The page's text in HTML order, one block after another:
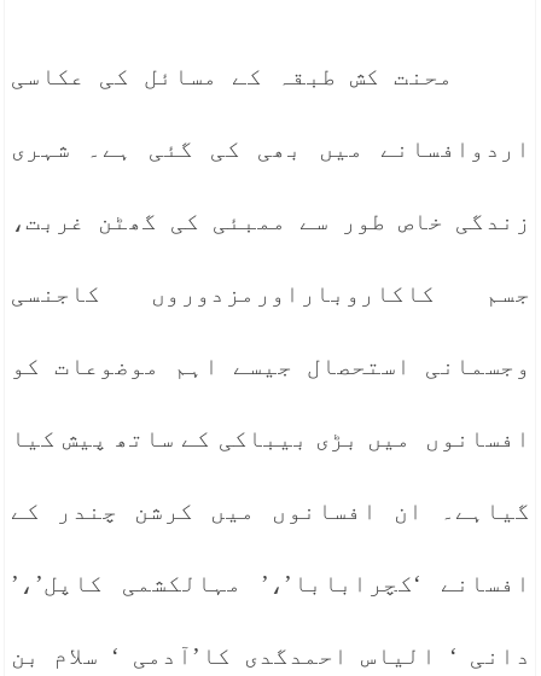
محنت کش طبقہ کے مسائل کی عکاسی
اردوافسانے میں بھی کی گئی ہے۔ شہری
زندگی خاص طور سے ممبئی کی گھٹن غربت،
جسم کاکاروباراورمزدوروں کاجنسی
وجسمانی استحصال جیسے اہم موضوعات کو
افسانوں میں بڑی بیباکی کے ساتھ پیش کیا
گیاہے۔ ان افسانوں میں کرشن چندر کے
افسانے ‘کچرابابا’،’ مہالکشمی کاپل’،’
دانی ‘ الیاس احمدگدی کا’آدمی ‘ سلام بن